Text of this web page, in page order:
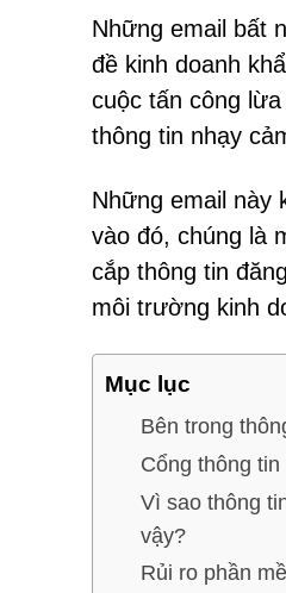
Những email bất
đề kinh doanh
cuộc tấn công
thông tin nhạy
Những email này
vào đó, chúng là
cắp thông tin
môi trường kinh
Mục lục
Bên trong
Cổng thông tin
Vì sao thông
vậy?
Rủi ro phần